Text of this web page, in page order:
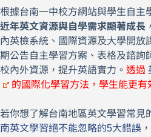
根據台南一中校方網站與學生自主
近年英文資源與自學需求顯著成長
內英檢系統、國際資源及大學開放
期公告自主學習方案、表格及諮詢
校內外資源，提升英語實力。 透過
的國際化學習方法，學生能更有
若你想了解台南地區英文學習常見
南英文學習絕不能忽略的5大錯誤